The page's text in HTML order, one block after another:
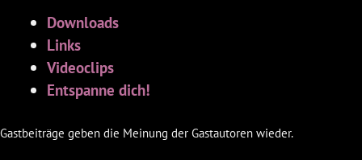
Downloads
Links
Videoclips
Entspanne dich!
Gastbeiträge geben die Meinung der Gastautoren wieder.